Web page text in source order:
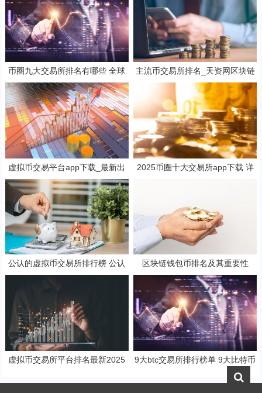
币圈九大交易所排名有哪些 全球
最大的虚拟货币交易所排行
主流币交易所排名_天资网区块链
国际交易平台_买币用什么
虚拟币交易平台app下载_最新出
炉的泰达币交易app排名合集
2025币圈十大交易所app下载 详
公认的虚拟币交易所排行榜 公认
的虚拟币交易所排行榜最新
区块链钱包币排名及其重要性
虚拟币交易所平台排名最新2025
9大btc交易所排行榜单 9大比特币